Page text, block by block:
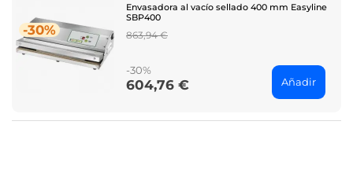
-30%
Envasadora al vacío sellado 400 mm Easyline
SBP400
Regular
863,94 €
-30%
Price
604,76 € Añadir